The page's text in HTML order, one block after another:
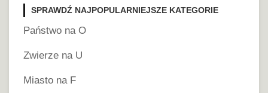
SPRAWDŹ NAJPOPULARNIEJSZE KATEGORIE
Państwo na O
Zwierze na U
Miasto na F